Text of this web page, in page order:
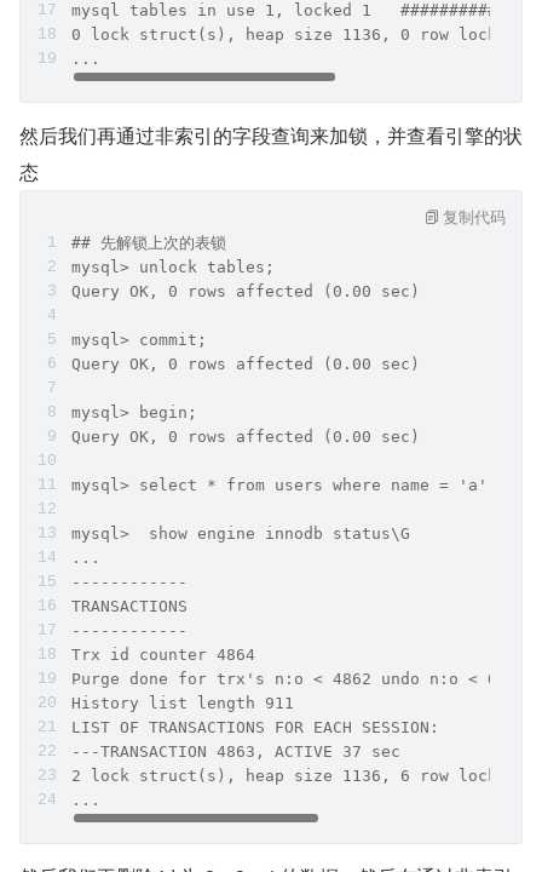
mysql tables in use 1, locked 1   ###############
0 lock struct(s), heap size 1136, 0 row lock(s)
...
然后我们再通过非索引的字段查询来加锁，并查看引擎的状
态
## 先解锁上次的表锁
mysql> unlock tables;
Query OK, 0 rows affected (0.00 sec)
mysql> commit;
Query OK, 0 rows affected (0.00 sec)
mysql> begin;
Query OK, 0 rows affected (0.00 sec)
mysql> select * from users where name = 'a' for
mysql>  show engine innodb status\G
...
------------
TRANSACTIONS
------------
Trx id counter 4864
Purge done for trx's n:o < 4862 undo n:o < 0
History list length 911
LIST OF TRANSACTIONS FOR EACH SESSION:
---TRANSACTION 4863, ACTIVE 37 sec
2 lock struct(s), heap size 1136, 6 row lock(s)
...
复制代码